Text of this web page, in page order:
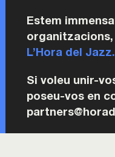
Estem
organitzacions,
L’Hora del Jazz.
Si voleu unir-
poseu-vos en